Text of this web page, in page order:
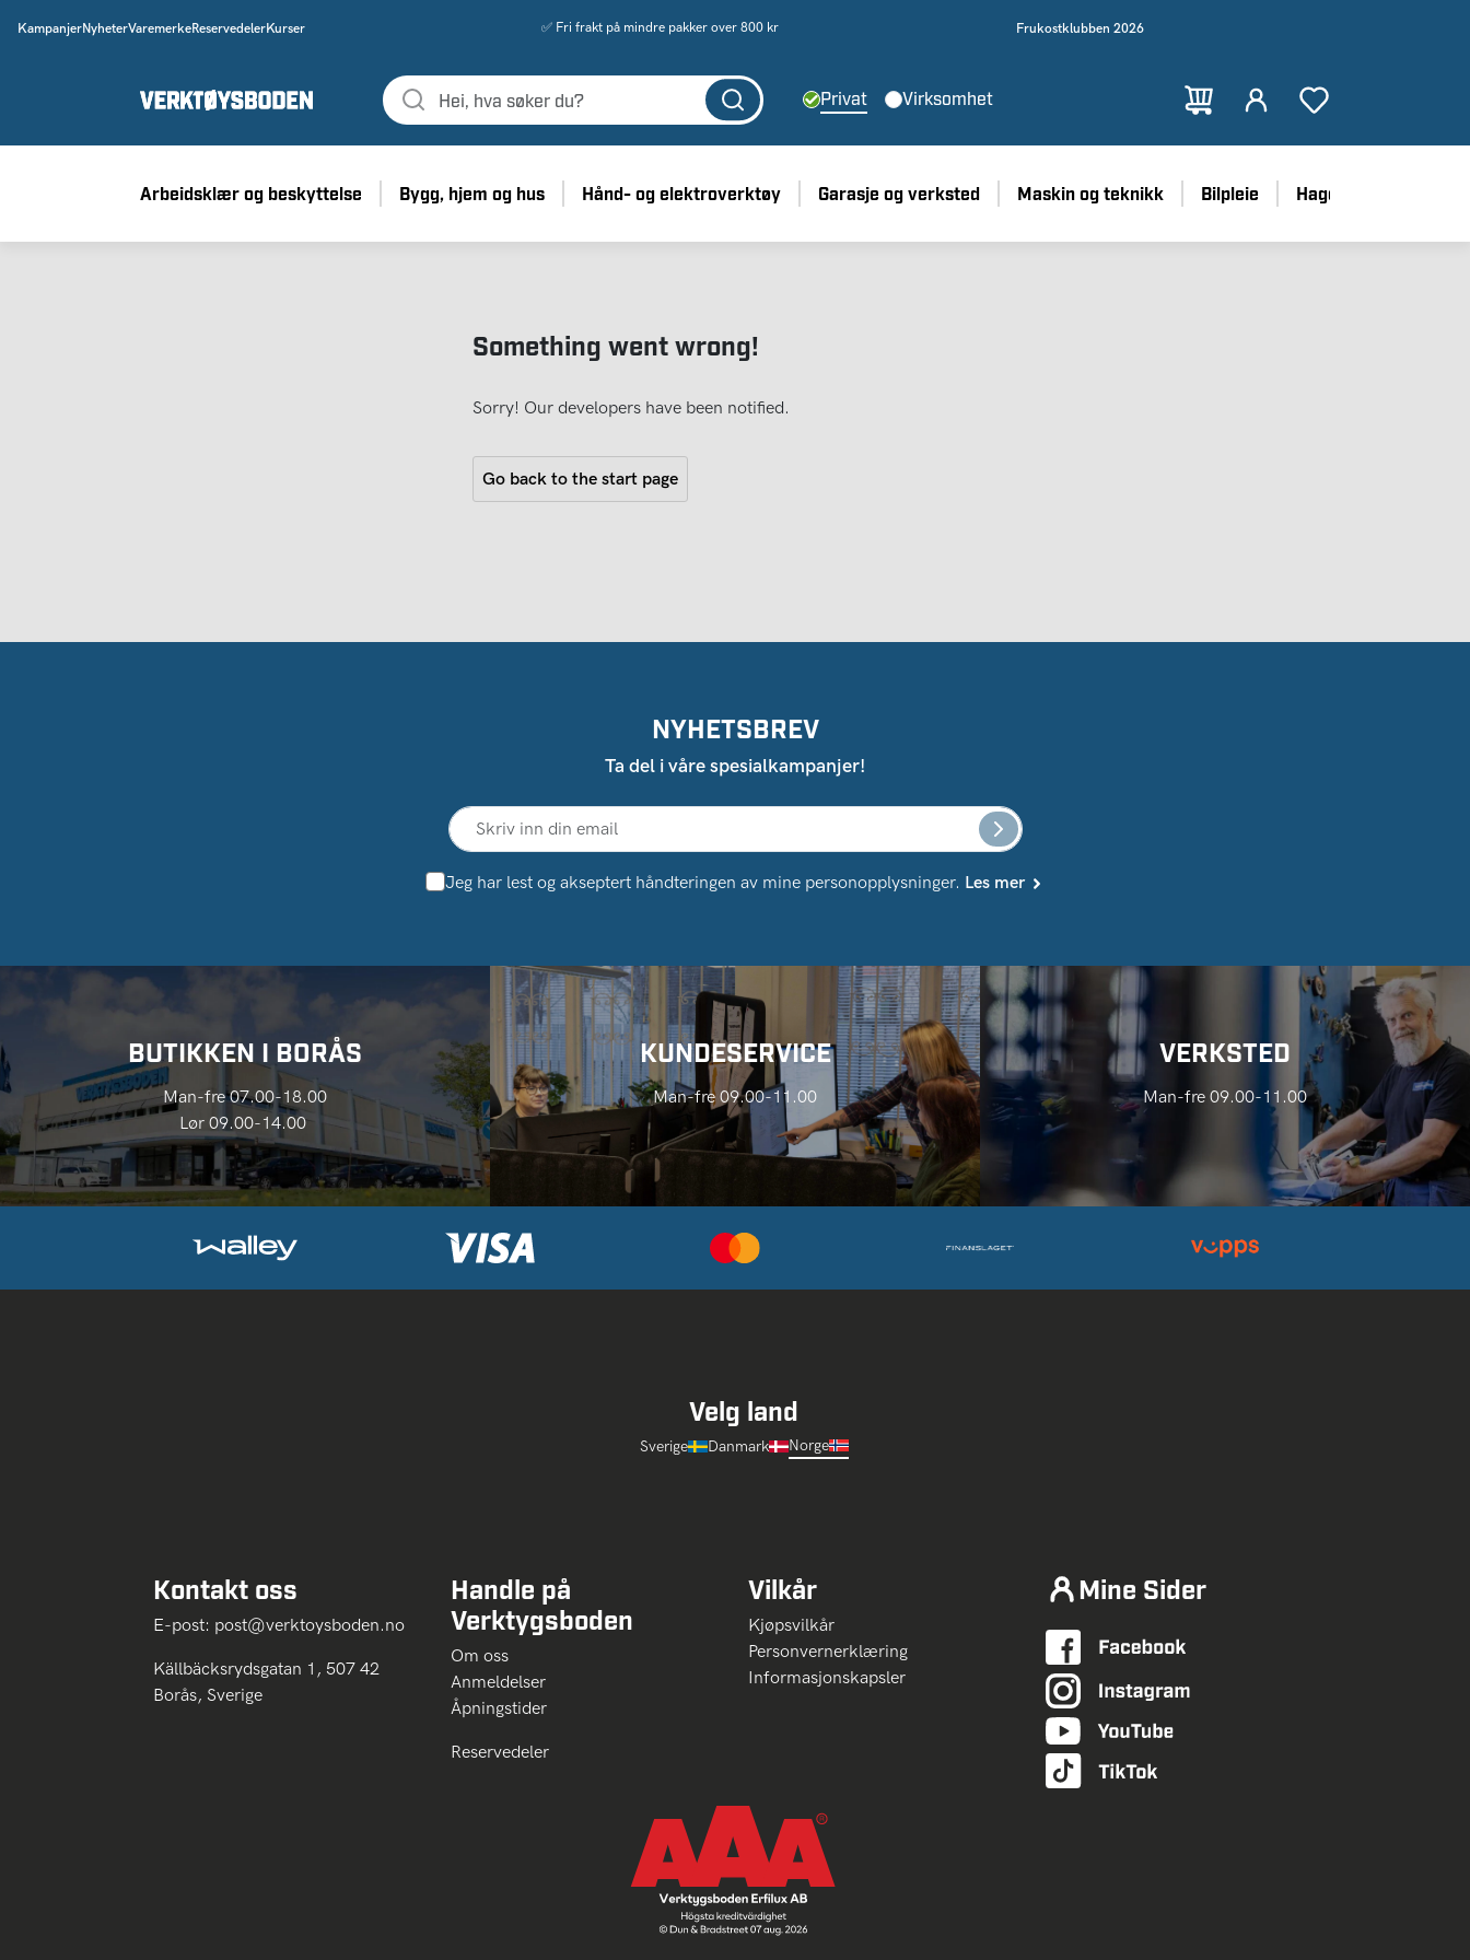
KampanjerNyheterVaremerkeReservedelerKurser ✅ Fri frakt på mindre pakker over 800 kr Frukostklubben 2026
Privat Virksomhet
Arbeidsklær og beskyttelse Bygg, hjem og hus Hånd- og elektroverktøy Garasje og verksted Maskin og teknikk Bilpleie Hage
Something went wrong!
Sorry! Our developers have been notified.
Go back to the start page
NYHETSBREV
Ta del i våre spesialkampanjer!
Jeg har lest og akseptert håndteringen av mine personopplysninger. Les mer
BUTIKKEN I BORÅS
Man-fre 07.00-18.00
Lør 09.00-14.00
KUNDESERVICE
Man-fre 09.00-11.00
VERKSTED
Man-fre 09.00-11.00
Velg land
Sverige Danmark Norge
Kontakt oss
E-post: post@verktoysboden.no
Källbäcksrydsgatan 1, 507 42
Borås, Sverige
Handle på
Verktygsboden
Om oss
Anmeldelser
Åpningstider
Reservedeler
Vilkår
Kjøpsvilkår
Personvernerklæring
Informasjonskapsler
Mine Sider